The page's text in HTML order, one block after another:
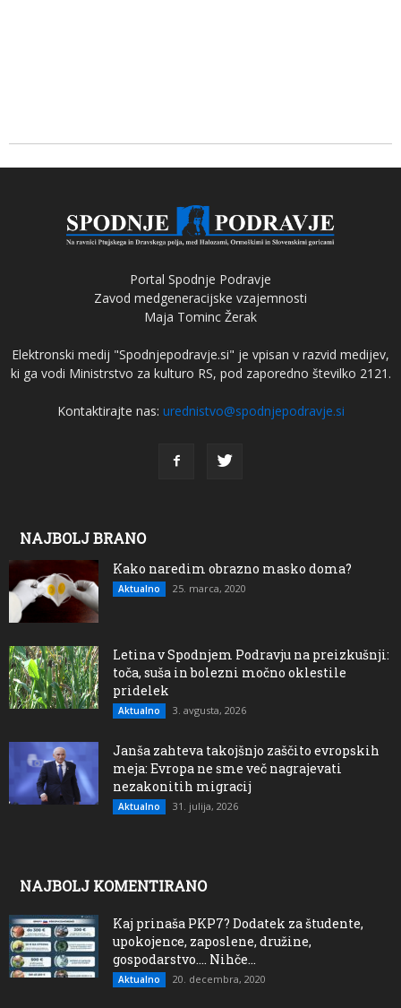
Portal Spodnje Podravje
Zavod medgeneracijske vzajemnosti
Maja Tominc Žerak
Elektronski medij "Spodnjepodravje.si" je vpisan v razvid medijev,
ki ga vodi Ministrstvo za kulturo RS, pod zaporedno številko 2121.
Kontaktirajte nas: urednistvo@spodnjepodravje.si
NAJBOLJ BRANO
Kako naredim obrazno masko doma?
Aktualno 25. marca, 2020
Letina v Spodnjem Podravju na preizkušnji:
toča, suša in bolezni močno oklestile
pridelek
Aktualno 3. avgusta, 2026
Janša zahteva takojšnjo zaščito evropskih
meja: Evropa ne sme več nagrajevati
nezakonitih migracij
Aktualno 31. julija, 2026
NAJBOLJ KOMENTIRANO
Kaj prinaša PKP7? Dodatek za študente,
upokojence, zaposlene, družine,
gospodarstvo…. Nihče...
Aktualno 20. decembra, 2020